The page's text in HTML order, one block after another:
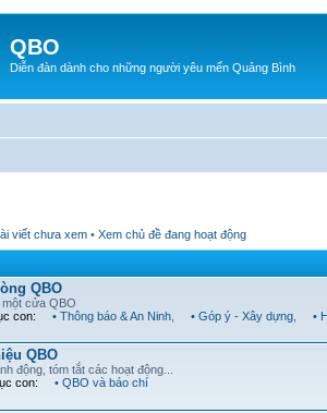
QBO
Diễn đàn dành cho những người yêu mến Quảng Bình
viết chưa xem • Xem chủ đề đang hoạt động
QBO
một cửa QBO
con:
• Thông báo & An Ninh • Góp ý - Xây dựng •
QBO
động, tóm tắt các hoạt động...
con:
• QBO và báo chí